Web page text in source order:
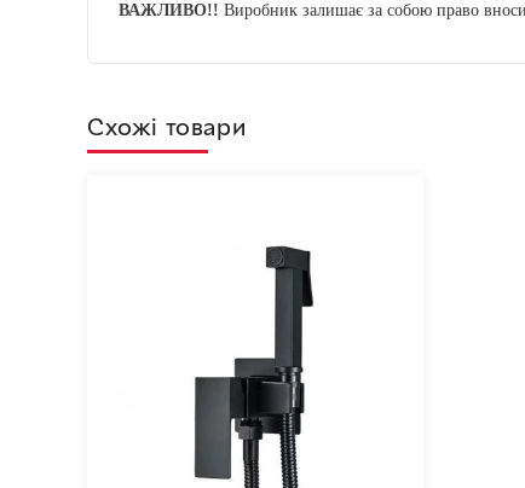
ВАЖЛИВО!! Виробник залишає за собою право
Схожі товари